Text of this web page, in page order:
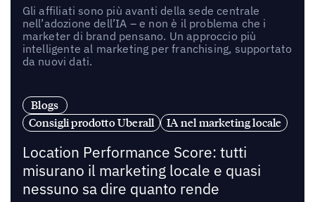
Gli affiliati sono più avanti della sede centrale
nell’adozione dell’IA – e non è il problema che i
marketer di brand pensano. Un approccio più
intelligente al marketing per franchising, supportato
da nuovi dati.
Blogs
Consigli prodotto Uberall
IA nel marketing locale
Location Performance Score: tutti
misurano il marketing locale e quasi
nessuno sa dire quanto rende